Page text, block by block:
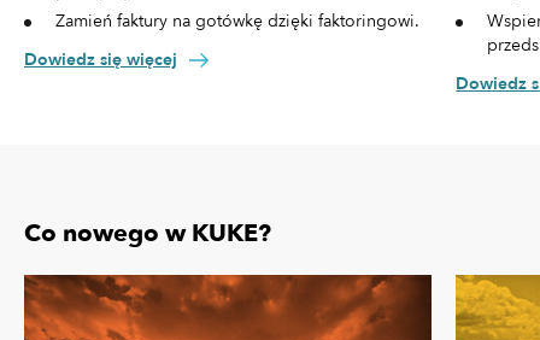
Zamień faktury na gotówkę dzięki faktoringowi.
Dowiedz się więcej
Dowiedz
Co nowego w KUKE?